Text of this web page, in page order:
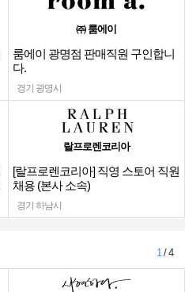
㈜ 룸에이
룸에이 광명점 판매직원 구인합니
다.
경기 광명시
랄프로렌코리아
[랄프로렌코리아] 직영 스토어 직원
채용 (본사 소속)
경기 하남시
1/ 4